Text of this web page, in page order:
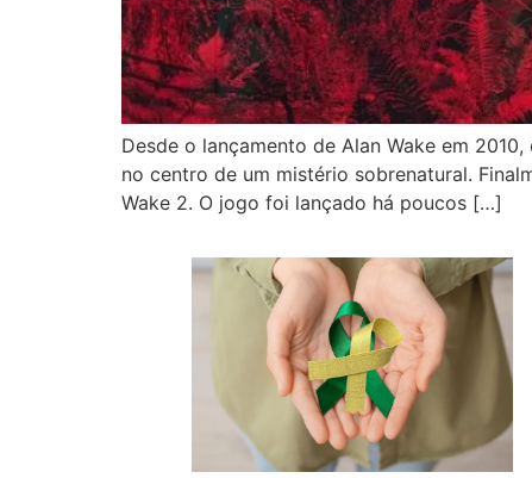
Desde o lançamento de Alan Wake em
no centro de um mistério sobrenatural.
Wake 2. O jogo foi lançado há poucos […]